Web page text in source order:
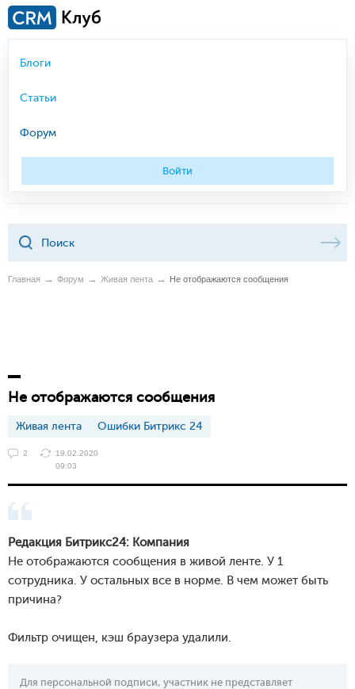
Блоги
Статьи
Форум
Войти
Главная Форум Живая лента Не отображаются сообщения
Не отображаются сообщения
Живая лента Ошибки Битрикс 24
2
19.02.2020
09:03
Редакция Битрикс24: Компания
Не отображаются сообщения в живой ленте. У 1
сотрудника. У остальных все в норме. В чем может быть
причина?
Фильтр очищен, кэш браузера удалили.
Для персональной подписи, участник не представляет